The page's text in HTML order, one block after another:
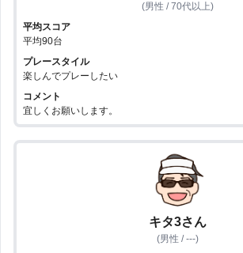
(男性 / 70代以上)
平均スコア
平均90台
プレースタイル
楽しんでプレーしたい
コメント
宜しくお願いします。
キタ3さん
(男性 / ---)